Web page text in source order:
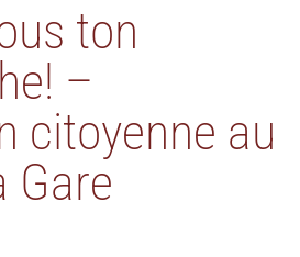
ton
–
citoyenne au
Gare